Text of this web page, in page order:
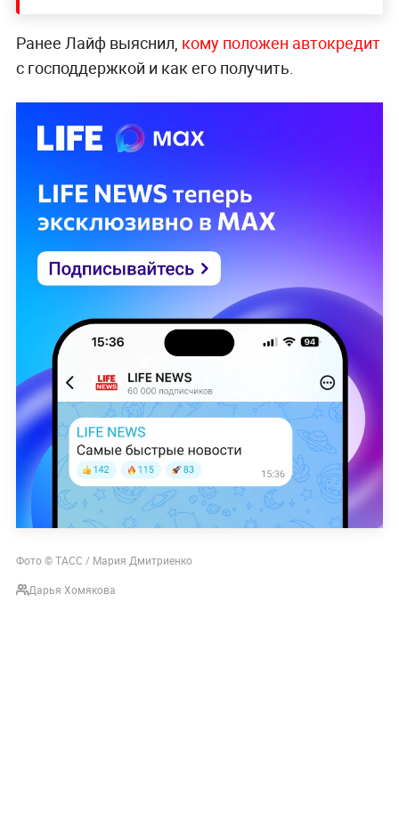
Ранее Лайф выяснил, кому положен автокредит
с господдержкой и как его получить.
Фото © ТАСС / Мария Дмитриенко
Дарья Хомякова